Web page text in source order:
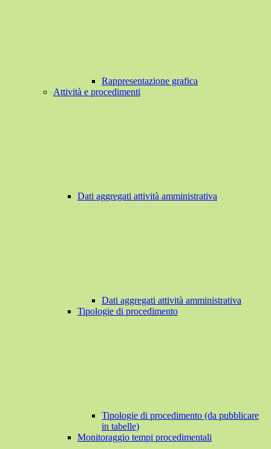
Rappresentazione grafica
Attività e procedimenti
Dati aggregati attività amministrativa
Dati aggregati attività amministrativa
Tipologie di procedimento
Tipologie di procedimento (da pubblicare
in tabelle)
Monitoraggio tempi procedimentali